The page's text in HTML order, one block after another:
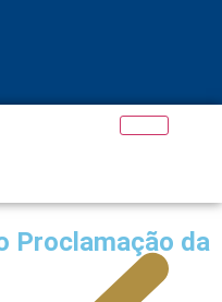
Proclamação da